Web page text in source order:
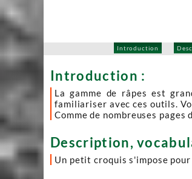
Introduction
Introduction :
La gamme de râpes est
familiariser avec ces outils.
Comme de nombreuses
Description,
Un petit croquis s'impose